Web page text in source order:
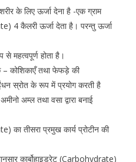
के लिए ऊर्जा देना है -एक ग्राम
4 कैलरी ऊर्जा देता है। परन्तु ऊर्जा
महत्वपूर्ण होता है।
कोशिकाएँ तथा फेफड़े की
स्रोत के रूप में प्रयोग करती है
अम्ल तथा वसा द्वारा बनाई
का तीसरा प्रमुख कार्य प्रोटीन की
कार्बोहाइड्रेट (Carbohydrate)